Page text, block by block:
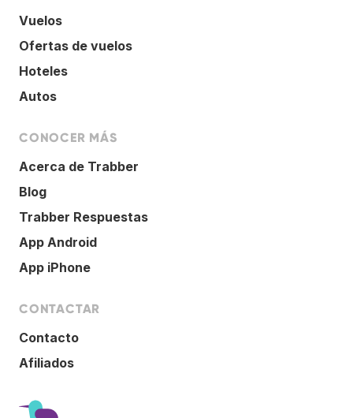
Vuelos
Ofertas de vuelos
Hoteles
Autos
CONOCER MÁS
Acerca de Trabber
Blog
Trabber Respuestas
App Android
App iPhone
CONTACTAR
Contacto
Afiliados